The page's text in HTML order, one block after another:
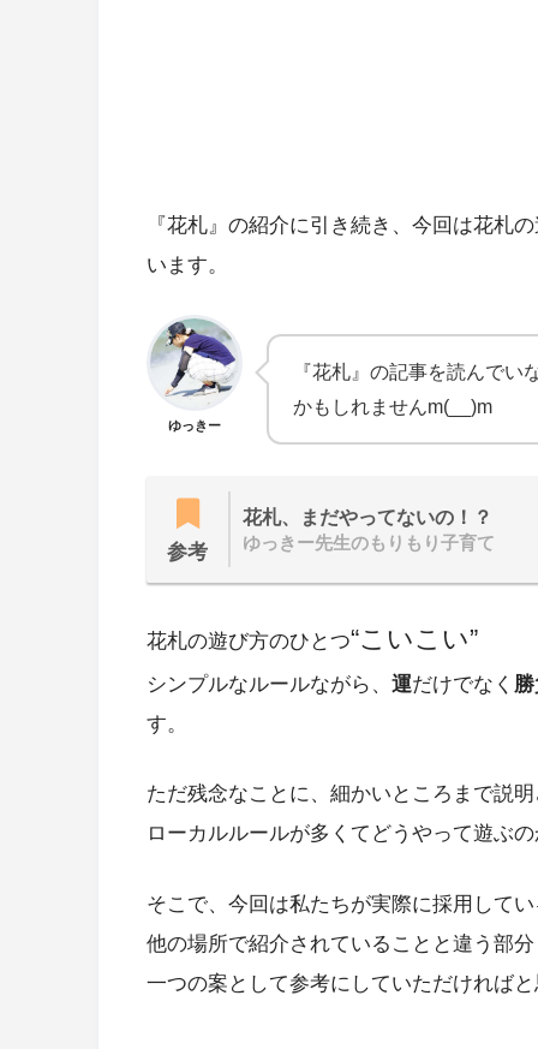
『花札』の紹介に引き続き、今回は花札
います。
ゆっきー
『花札』の記事を読んで
かもしれませんm(__)m
参考
花札、まだやってないの！？
ゆっきー先生のもりもり子育て
花札の遊び方のひとつ“こいこい”
シンプルなルールながら、 運だけでなく
す。
ただ残念なことに、細かいところまで説
ローカルルールが多くてどうやって遊ぶ
そこで、今回は私たちが実際に採用して
他の場所で紹介されていることと違う部
一つの案として参考にしていただければ